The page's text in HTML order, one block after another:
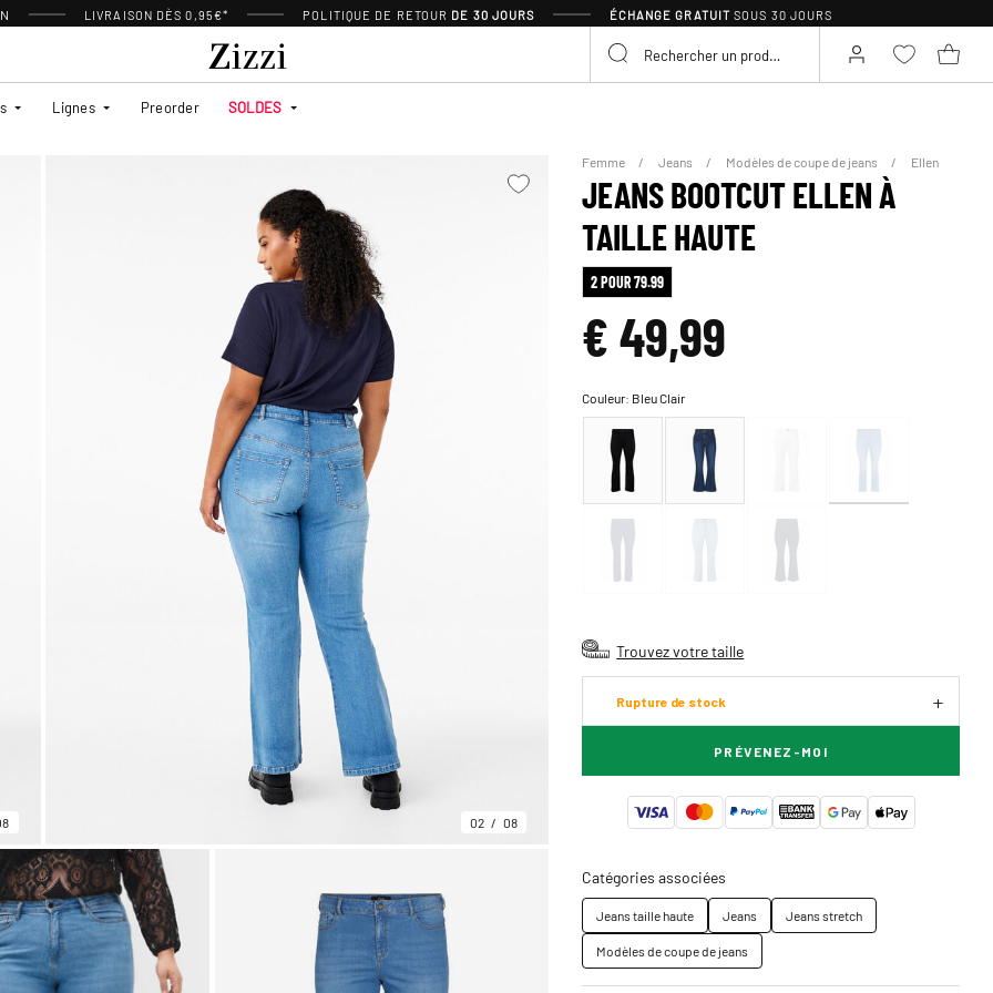
LIVRAISON DÈS 0,95€* POLITIQUE DE RETOUR DE 30 JOURS ÉCHANGE GRATUIT SOUS 30 JOURS
Lignes Preorder SOLDES
02 08
Femme Jeans Modèles de coupe de jeans Ellen
JEANS BOOTCUT ELLEN À
TAILLE HAUTE
2 POUR 79.99
€ 49,99
Couleur: Bleu Clair
Trouvez votre taille
Rupture de stock
PRÉVENEZ-MOI
Catégories associées
Jeans taille haute Jeans
Jeans stretch
Modèles de coupe de jeans